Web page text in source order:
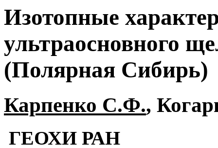
Изотопные
ультраосновного
(Полярная Сибирь)
Карпенко С.Ф.,
ГЕОХИ РАН